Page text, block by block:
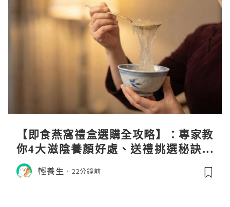
【即食燕窩禮盒選購全攻略】：專家教
你4大滋陰養顏好處、送禮挑選秘訣與
日常食用心得
輕養生 22分鐘前